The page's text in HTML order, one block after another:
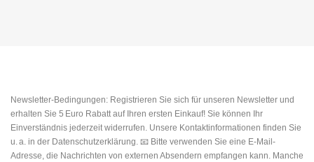
Newsletter-Bedingungen: Registrieren Sie sich für unseren Newsletter und
erhalten Sie 5 Euro Rabatt auf Ihren ersten Einkauf! Sie können Ihr
Einverständnis jederzeit widerrufen. Unsere Kontaktinformationen finden Sie
u. a. in der Datenschutzerklärung. 📧 Bitte verwenden Sie eine E-Mail-
Adresse, die Nachrichten von externen Absendern empfangen kann. Manche